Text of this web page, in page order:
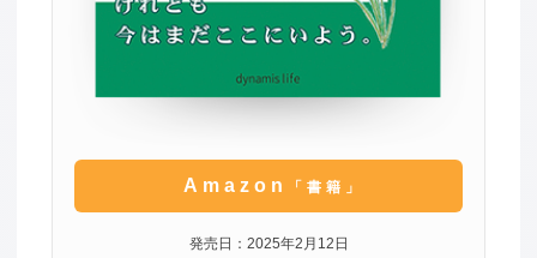
Amazon 「書籍」
発売日：2025年2月12日